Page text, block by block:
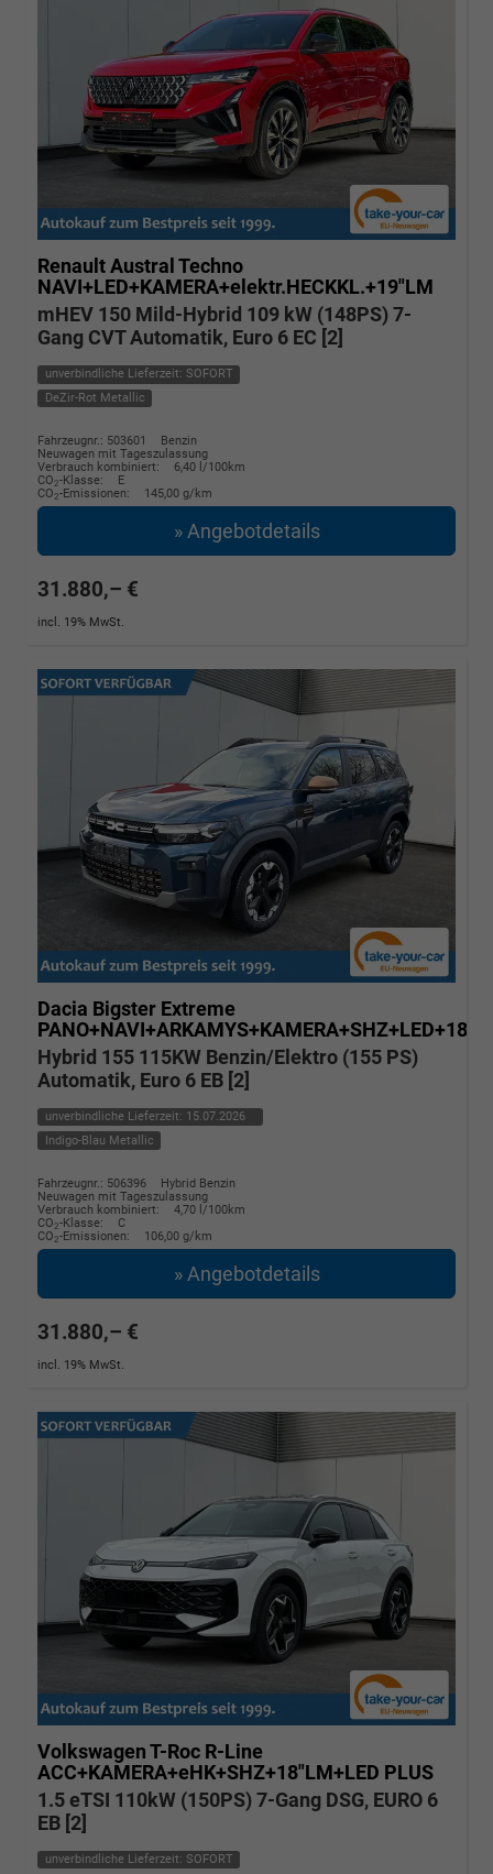
Renault Austral Techno
NAVI+LED+KAMERA+elektr.HECKKL.+19"LM
mHEV 150 Mild-Hybrid 109 kW (148PS) 7-
Gang CVT Automatik, Euro 6 EC [2]
unverbindliche Lieferzeit: SOFORT
DeZir-Rot Metallic
Fahrzeugnr.: 503601
Benzin
Neuwagen mit Tageszulassung
Verbrauch kombiniert:
6,40 l/100km
CO2-Klasse:
E
CO2-Emissionen: 145,00 g/km
» Angebotdetails
31.880,– €
incl. 19% MwSt.
Dacia Bigster Extreme
Hybrid 155 115KW Benzin/Elektro (155 PS)
Automatik, Euro 6 EB [2]
unverbindliche Lieferzeit: 15.07.2026
Indigo-Blau Metallic
Fahrzeugnr.: 506396
Hybrid Benzin
Neuwagen mit Tageszulassung
Verbrauch kombiniert:
4,70 l/100km
CO2-Klasse:
C
CO2-Emissionen: 106,00 g/km
» Angebotdetails
31.880,– €
incl. 19% MwSt.
Volkswagen T-Roc R-Line
ACC+KAMERA+eHK+SHZ+18"LM+LED PLUS
1.5 eTSI 110kW (150PS) 7-Gang DSG, EURO 6
EB [2]
unverbindliche Lieferzeit: SOFORT